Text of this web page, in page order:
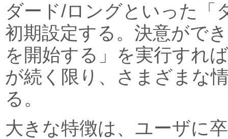
ダード/ロングといった「
初期設定する。決意がで
を開始する」を実行すれ
が続く限り、さまざまな
る。
大きな特徴は、ユーザに